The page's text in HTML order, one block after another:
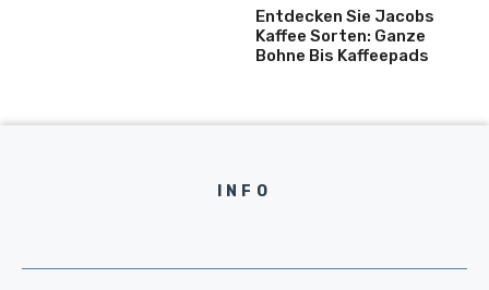
Entdecken Sie Jacobs
Kaffee Sorten: Ganze
Bohne Bis Kaffeepads
INFO